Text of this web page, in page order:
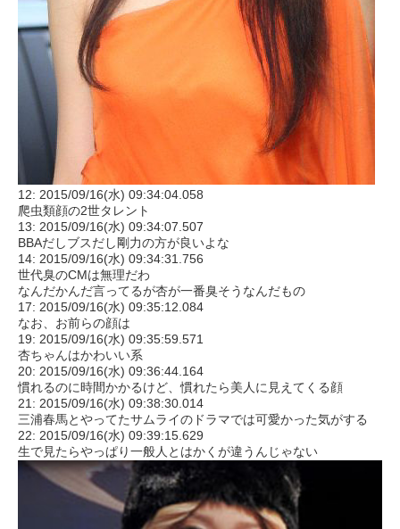
12: 2015/09/16(水) 09:34:04.058
爬虫類顔の2世タレント
13: 2015/09/16(水) 09:34:07.507
BBAだしブスだし剛力の方が良いよな
14: 2015/09/16(水) 09:34:31.756
世代臭のCMは無理だわ
なんだかんだ言ってるが杏が一番臭そうなんだもの
17: 2015/09/16(水) 09:35:12.084
なお、お前らの顔は
19: 2015/09/16(水) 09:35:59.571
杏ちゃんはかわいい系
20: 2015/09/16(水) 09:36:44.164
慣れるのに時間かかるけど、慣れたら美人に見えてくる顔
21: 2015/09/16(水) 09:38:30.014
三浦春馬とやってたサムライのドラマでは可愛かった気がする
22: 2015/09/16(水) 09:39:15.629
生で見たらやっぱり一般人とはかくが違うんじゃない